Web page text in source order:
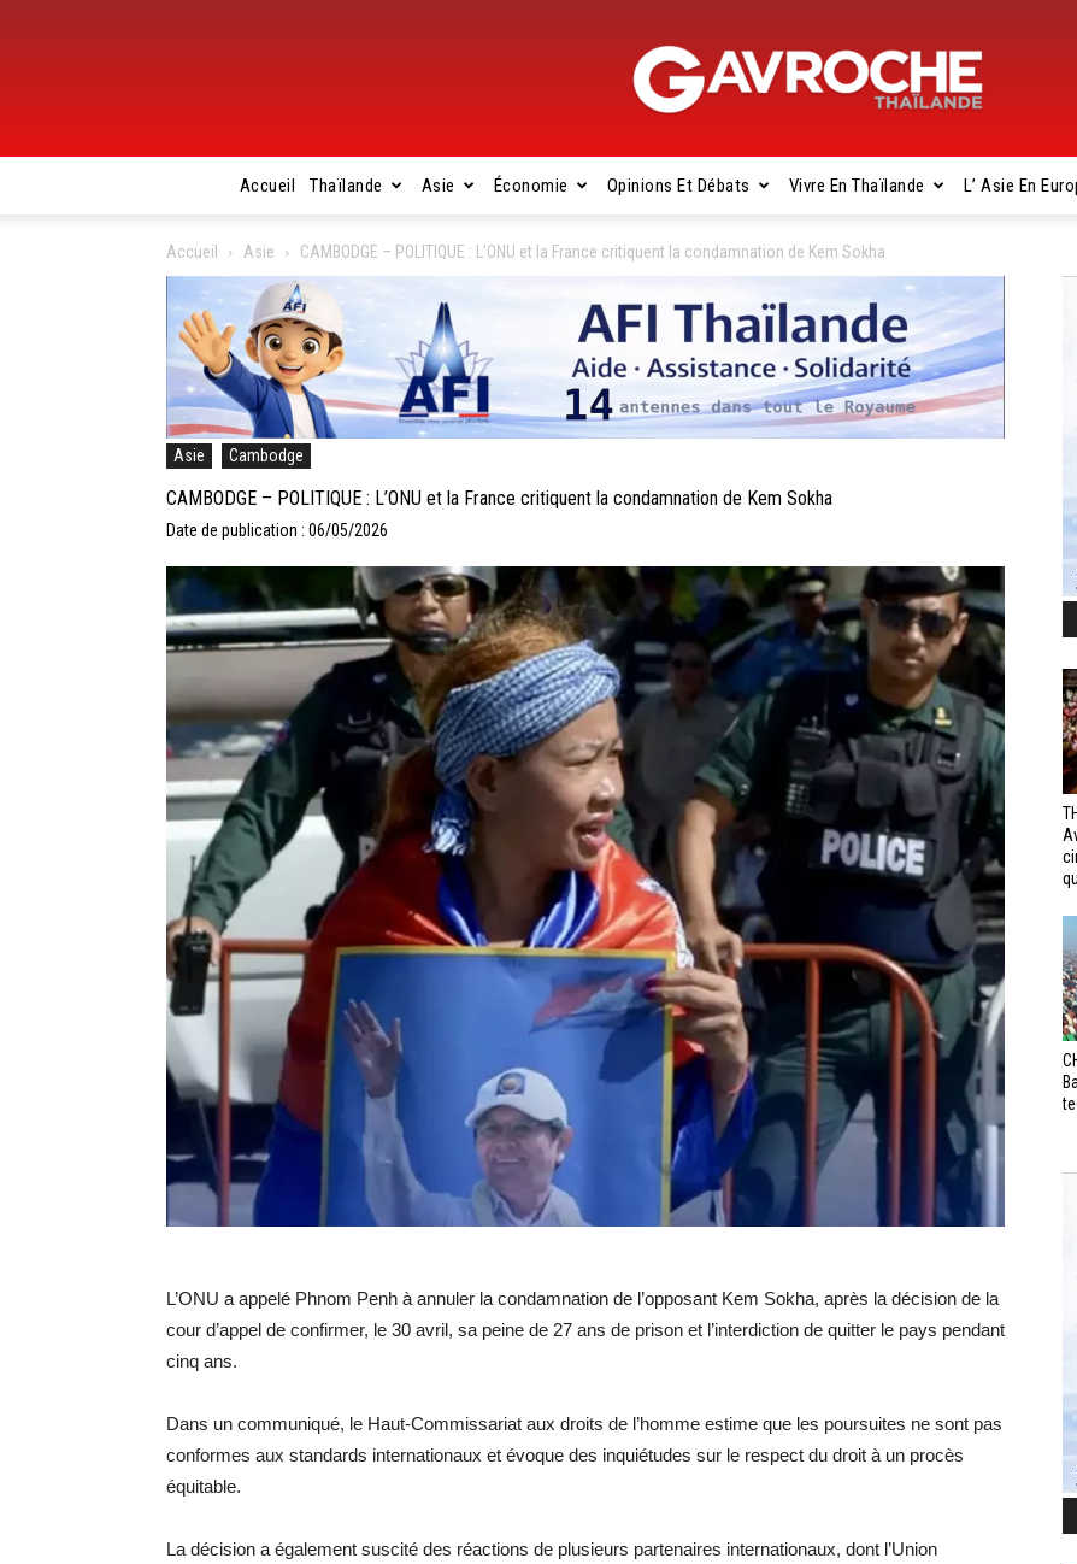
Gavroche
Thaïlande
Accueil Thaïlande Asie Économie Opinions Et Débats Vivre En Thaïlande L’ Asie En
Accueil Asie CAMBODGE – POLITIQUE : L’ONU et la France critiquent la condamnation de Kem Sokha
Asie Cambodge
CAMBODGE – POLITIQUE : L’ONU et la France critiquent la condamnation de Kem Sokha
Date de publication : 06/05/2026
L’ONU a appelé Phnom Penh à annuler la condamnation de l’opposant Kem Sokha, après la décision de la
cour d’appel de confirmer, le 30 avril, sa peine de 27 ans de prison et l’interdiction de quitter le pays pendant
cinq ans.
Dans un communiqué, le Haut-Commissariat aux droits de l’homme estime que les poursuites ne sont pas
conformes aux standards internationaux et évoque des inquiétudes sur le respect du droit à un procès
équitable.
La décision a également suscité des réactions de plusieurs partenaires internationaux, dont l’Union